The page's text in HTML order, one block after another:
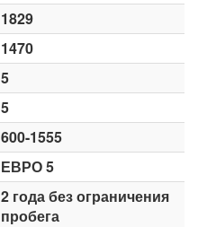
1829
1470
5
5
600-1555
ЕВРО 5
2 года без ограничения
пробега